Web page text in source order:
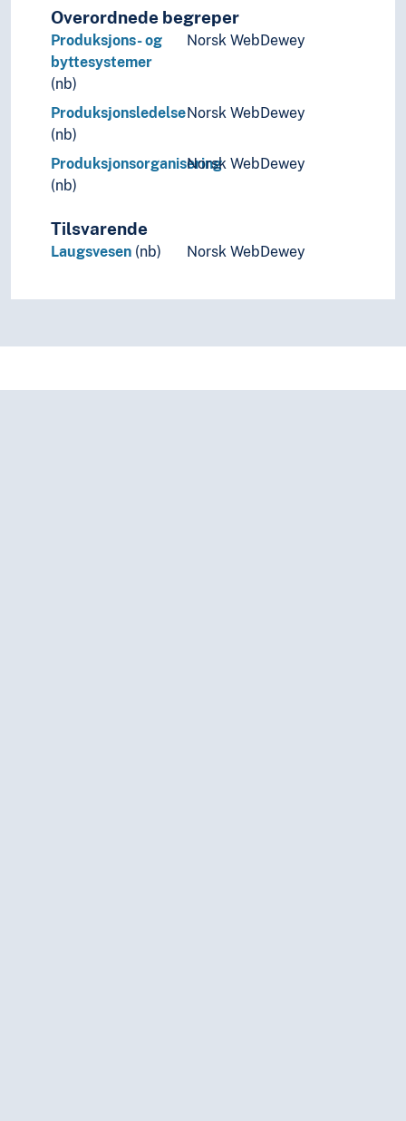
Overordnede begreper
Produksjons- og
byttesystemer
(nb)
Norsk WebDewey
Produksjonsledelse
(nb)
Norsk WebDewey
Produksjonsorganisering
(nb)
Norsk WebDewey
Tilsvarende
Laugsvesen (nb) Norsk WebDewey